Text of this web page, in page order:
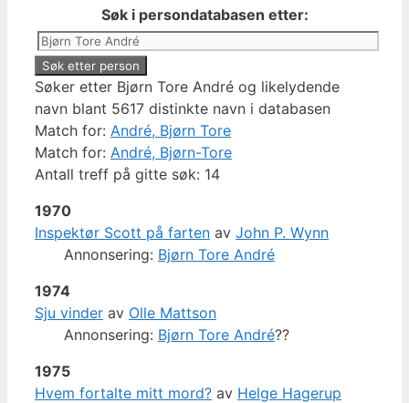
Søk i persondatabasen etter:
Søker etter Bjørn Tore André og likelydende
navn blant 5617 distinkte navn i databasen
Match for: André, Bjørn Tore
Match for: André, Bjørn-Tore
Antall treff på gitte søk: 14
1970
Inspektør Scott på farten av John P. Wynn
Annonsering: Bjørn Tore André
1974
Sju vinder av Olle Mattson
Annonsering: Bjørn Tore André??
1975
Hvem fortalte mitt mord? av Helge Hagerup